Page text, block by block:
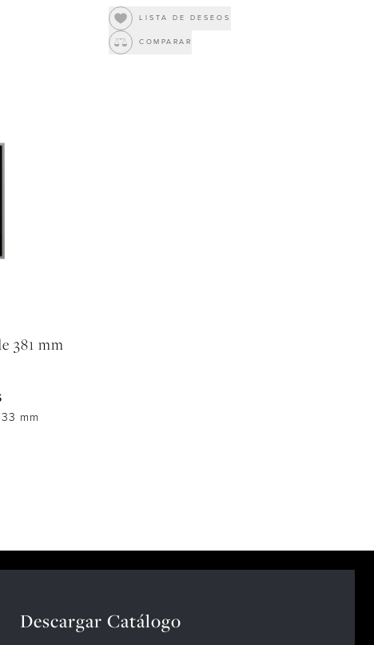
LISTA DE DESEOS
COMPARAR
381 mm
mm
Descargar Catálogo